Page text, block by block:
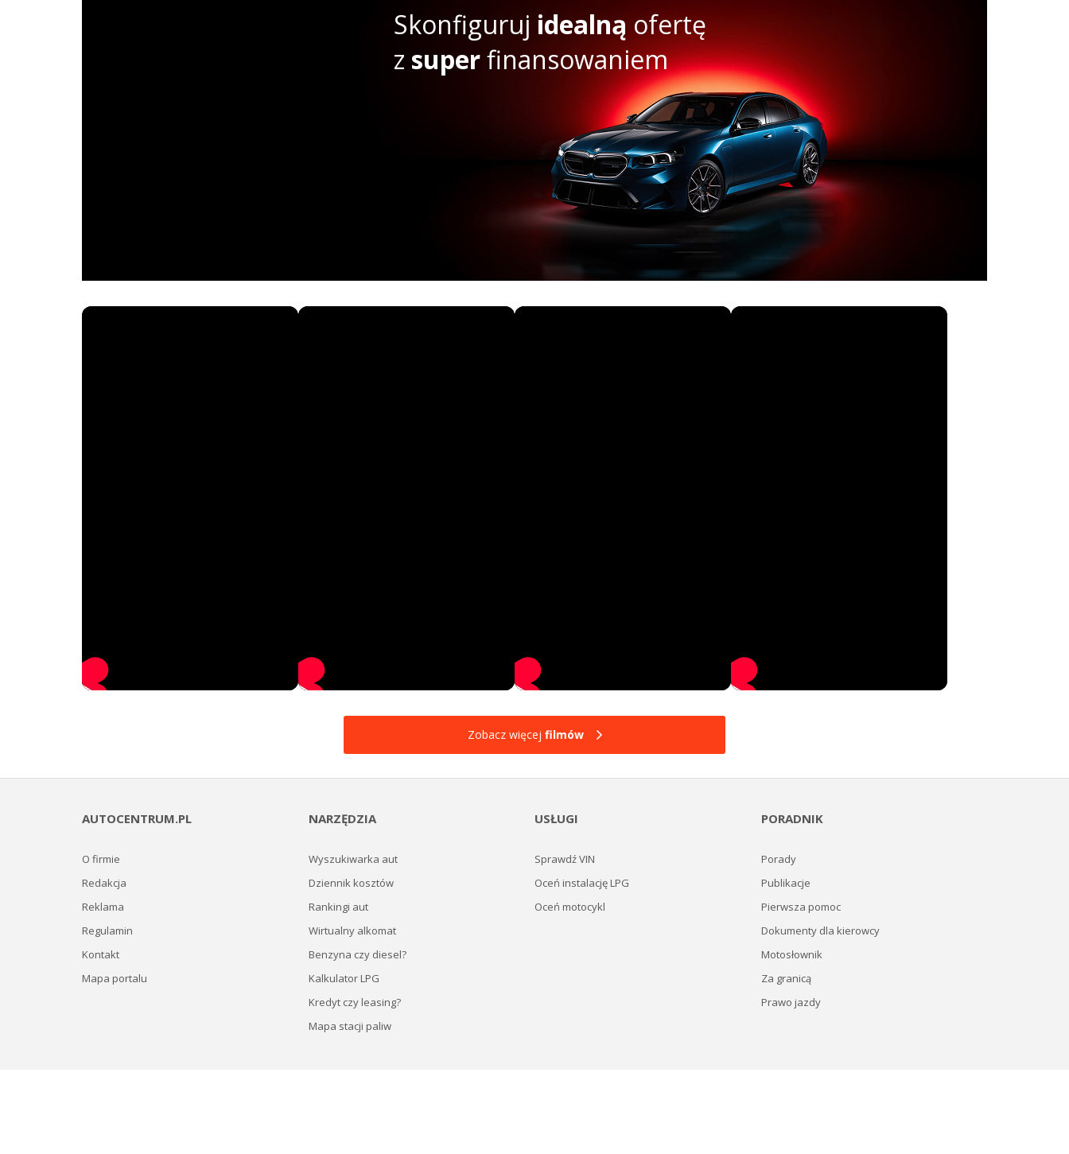
Skonfiguruj idealną ofertę
z superfinansowaniem
Zobacz więcej filmów
AUTOCENTRUM.PL
O firmie
Redakcja
Reklama
Regulamin
Kontakt
Mapa portalu
NARZĘDZIA
Wyszukiwarka aut
Dziennik kosztów
Rankingi aut
Wirtualny alkomat
Benzyna czy diesel?
Kalkulator LPG
Kredyt czy leasing?
Mapa stacji paliw
USŁUGI
Sprawdź VIN
Oceń instalację LPG
Oceń motocykl
PORADNIK
Porady
Publikacje
Pierwsza pomoc
Dokumenty dla kierowcy
Motosłownik
Za granicą
Prawo jazdy